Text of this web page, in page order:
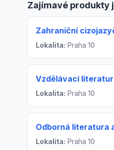
Zajímavé produkty
Zahraniční
Lokalita: Praha 10
Vzdělávací
Lokalita: Praha 10
Odborná literatura
Lokalita: Praha 10